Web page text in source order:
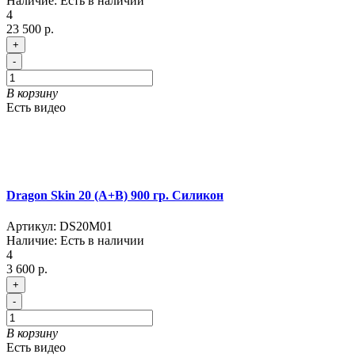
4
23 500 р.
+
-
В корзину
Есть видео
Dragon Skin 20 (A+B) 900 гр. Силикон
Артикул: DS20M01
Наличие: Есть в наличии
4
3 600 р.
+
-
В корзину
Есть видео